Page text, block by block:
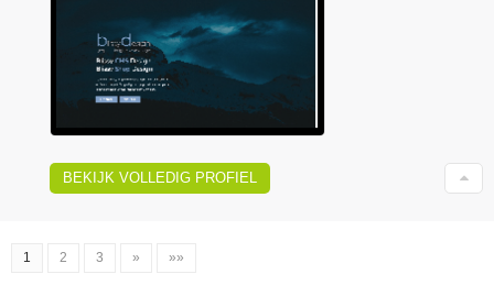
BEKIJK VOLLEDIG PROFIEL
1 2 3 » »»